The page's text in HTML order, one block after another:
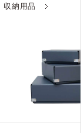
収納用品